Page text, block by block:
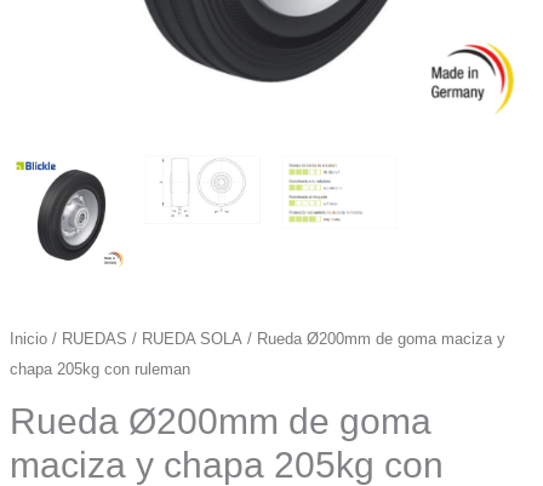
Inicio/ RUEDAS / RUEDA SOLA/ Rueda Ø200mm de goma maciza y
chapa 205kg con ruleman
Rueda Ø200mm de goma
maciza y chapa 205kg con